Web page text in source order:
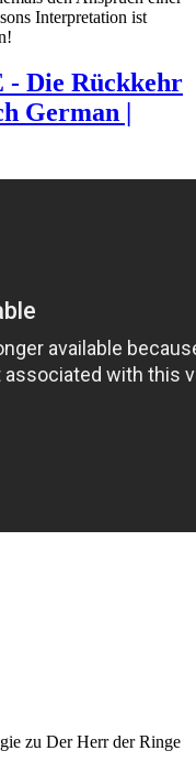
Interpretation ist
- Die Rückkehr
German |
zu Der Herr der Ringe